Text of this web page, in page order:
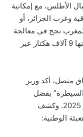
الأطلس، مع إمكانية
وغرب الجزائر، أو
المغرب نجح في معالجة
حوالي 39 ألف هكتار خلال أبريل الماضي، منها 9 آلاف هكتار عبر
متصل، أكد وزير
السيطرة” بفضل
التدخلات الاستباقية التي انطلقت منذ أكتوبر 2025. وكشف
الوطنية: